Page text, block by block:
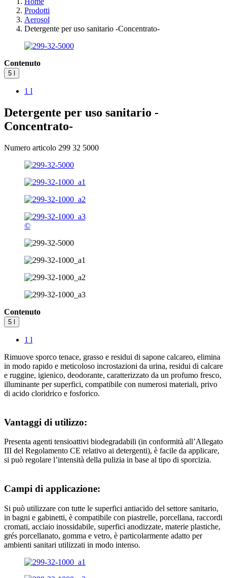
Prodotti
Aerosol
Detergente per uso sanitario -Concentrato-
Contenuto
1 l
Detergente per uso sanitario -
Concentrato-
Numero articolo 299 32 5000
©
Contenuto
1 l
Rimuove sporco tenace, grasso e residui di sapone calcareo, elimina
in modo rapido e meticoloso incrostazioni da urina, residui di calcare
e ruggine, igienico, deodorante, caratterizzato da un profumo fresco,
illuminante per superfici, compatibile con numerosi materiali, privo
di acido cloridrico e fosforico.
Vantaggi di utilizzo:
Presenta agenti tensioattivi biodegradabili (in conformità all’Allegato
III del Regolamento CE relativo ai detergenti), è facile da applicare,
si può regolare l’intensità della pulizia in base al tipo di sporcizia.
Campi di applicazione:
Si può utilizzare con tutte le superfici antiacido del settore sanitario,
in bagni e gabinetti, è compatibile con piastrelle, porcellana, raccordi
cromati, acciaio inossidabile, superfici anodizzate, materie plastiche,
grés porcellanato, gomma e vetro, è particolarmente adatto per
ambienti sanitari utilizzati in modo intenso.